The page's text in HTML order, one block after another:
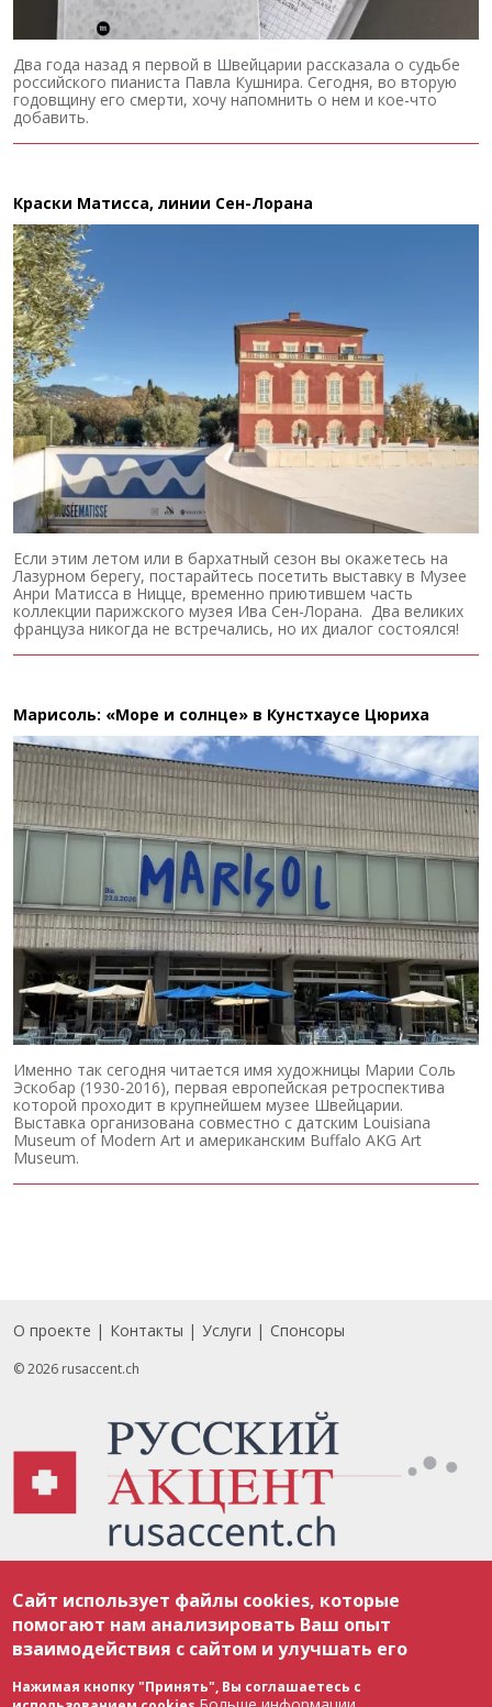
Два года назад я первой в Швейцарии рассказала о судьбе
российского пианиста Павла Кушнира. Сегодня, во вторую
годовщину его смерти, хочу напомнить о нем и кое-что
добавить.
Краски Матисса, линии Сен-Лорана
Если этим летом или в бархатный сезон вы окажетесь на
Лазурном берегу, постарайтесь посетить выставку в Музее
Анри Матисса в Ницце, временно приютившем часть
коллекции парижского музея Ива Сен-Лорана. Два великих
француза никогда не встречались, но их диалог состоялся!
Марисоль: «Море и солнце» в Кунстхаусе Цюриха
Именно так сегодня читается имя художницы Марии Соль
Эскобар (1930-2016), первая европейская ретроспектива
которой проходит в крупнейшем музее Швейцарии.
Выставка организована совместно с датским Louisiana
Museum of Modern Art и американским Buffalo AKG Art
Museum.
Footer
О проекте Контакты Услуги Спонсоры
© 2026 rusaccent.ch
соответствии с законодательством Швейцарии об авторском праве и
международными соглашениями. Полное или частичное использование
материалов возможно только с разрешения редакции. В случае полного
или частичного воспроизведения материалов сайта rusaccent.ch,
ОБЯЗАТЕЛЬНА АКТИВНАЯ ГИПЕРССЫЛКА на конкретный заимствованный
текст. Фотоизображения, размещенные редакцией rusaccent.ch, являются
ее исключительной собственностью. Полное или частичное
Сайт использует файлы cookies, которые
помогают нам анализировать Ваш опыт
взаимодействия с сайтом и улучшать его
Нажимая кнопку "Принять", Вы соглашаетесь с